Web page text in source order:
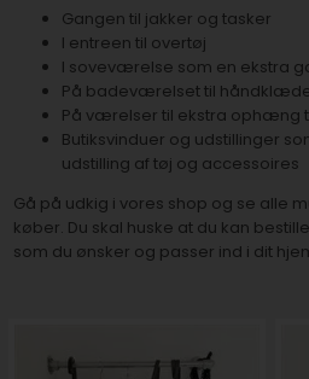
Gangen til jakker og tasker
I entreen til overtøj
I soveværelse som en ekstra
På badeværelset til
På værelser til ekstra ophæng
Butiksvinduer og udstillinger
udstilling af tøj og accessoires
Gå på udkig i vores shop og se alle
køber. Du skal huske at du kan
som du ønsker og passer ind i dit